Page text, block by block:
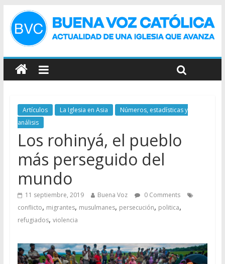
Artículos La Iglesia en Asia
Números, estadísticas y
análisis
Los rohinyá, el pueblo
más perseguido del
mundo
11 septiembre, 2019 Buena Voz
0 Comments
conflicto, migrantes, musulmanes, persecución, politica,
refugiados, violencia